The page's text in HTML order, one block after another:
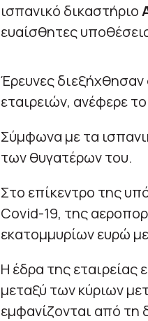
ισπανικό δικαστήριο
ευαίσθητες
Έρευνες
εταιρειών, ανέφερε
Σύμφωνα με τα
των θυγατέρων του.
Στο επίκεντρο της
Covid-19, της
εκατομμυρίων ευρώ
Η έδρα της εταιρείας
μεταξύ των κύριων
εμφανίζονται από τη